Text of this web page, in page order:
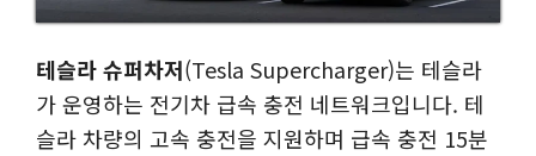
테슬라 슈퍼차저(Tesla Supercharger)는 테슬라
가 운영하는 전기차 급속 충전 네트워크입니다. 테
슬라 차량의 고속 충전을 지원하며 급속 충전 15분